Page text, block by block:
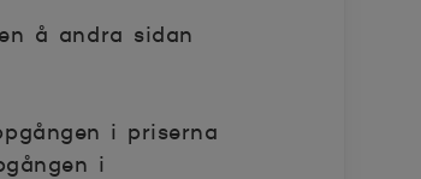
å andra sidan
i priserna
i